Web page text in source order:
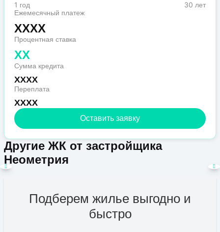
1 год
30 лет
Ежемесячный платеж
XXXX
Процентная ставка
XX
Сумма кредита
XXXX
Переплата
XXXX
Оставить заявку
Другие ЖК от застройщика
Неометрия
Подберем жилье выгодно и
быстро